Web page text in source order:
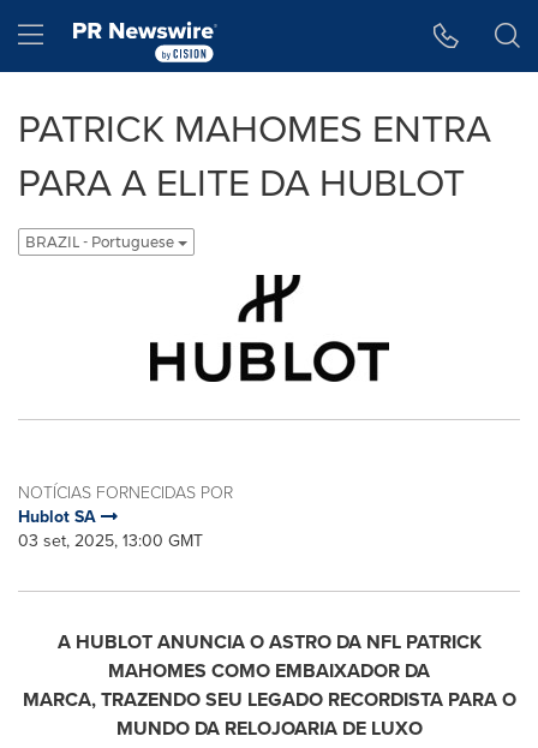
Hamburger menu
PATRICK MAHOMES ENTRA
PARA A ELITE DA HUBLOT
BRAZIL - Portuguese
NOTÍCIAS FORNECIDAS POR
Hublot SA
03 set, 2025, 13:00 GMT
A HUBLOT ANUNCIA OASTRO DA NFL PATRICK
MAHOMES COMO EMBAIXADOR DA
MARCA, TRAZENDO SEU LEGADO RECORDISTA PARA O
MUNDO DA RELOJOARIA DE LUXO